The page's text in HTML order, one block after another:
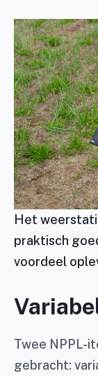
Het
praktisch
voordeel
Twee NPPL-
gebracht: